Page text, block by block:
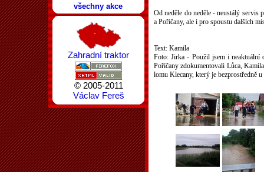
Od neděle do neděle - neustálý servis
a Poříčany, ale i pro spoustu dalších
Text: Kamila
Foto: Jirka - Použil jsem i
Poříčany zdokumentovali Lůca,
lomu Klecany, který je bezprostředně
všechny akce
Zahradní traktor
© 2005-2011
Václav Fereš